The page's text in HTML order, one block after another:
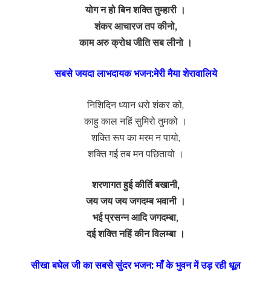
योग न हो बिन शक्ति तुम्हारी ।
शंकर आचारज तप कीनो,
काम अरु क्रोध जीति सब लीनो ।
सबसे जयदा लाभदायक भजन:मेरी मैया शेरावालिये
निशिदिन ध्यान धरो शंकर को,
काहु काल नहिं सुमिरो तुमको ।
शक्ति रूप का मरम न पायो,
शक्ति गई तब मन पछितायो ।
शरणागत हुई कीर्ति बखानी,
जय जय जय जगदम्ब भवानी ।
भई प्रसन्न आदि जगदम्बा,
दई शक्ति नहिं कीन विलम्बा ।
सीखा बघेल जी का सबसे सुंदर भजन: माँ के भुवन में उड़ रही धूल